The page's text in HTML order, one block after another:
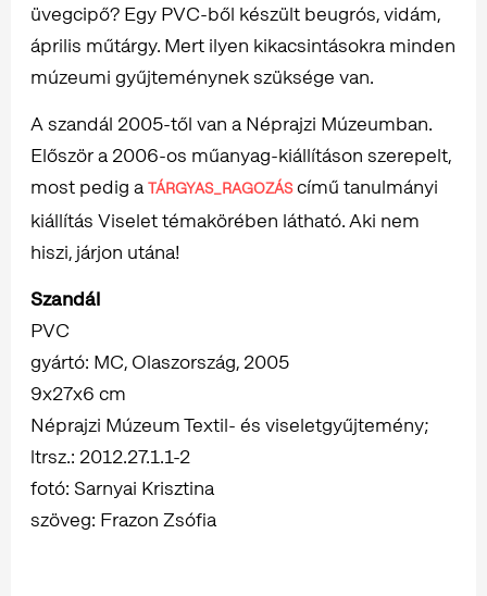
üvegcipő? Egy PVC-ből készült beugrós, vidám,
április műtárgy. Mert ilyen kikacsintásokra minden
múzeumi gyűjteménynek szüksége van.
A szandál 2005-től van a Néprajzi Múzeumban.
Először a 2006-os műanyag-kiállításon szerepelt,
most pedig aTÁRGYAS_RAGOZÁScímű tanulmányi
kiállítás Viselet témakörében látható. Aki nem
hiszi, járjon utána!
Szandál
PVC
gyártó: MC, Olaszország, 2005
9x27x6 cm
Néprajzi Múzeum Textil- és viseletgyűjtemény;
ltrsz.: 2012.27.1.1-2
fotó: Sarnyai Krisztina
szöveg: Frazon Zsófia